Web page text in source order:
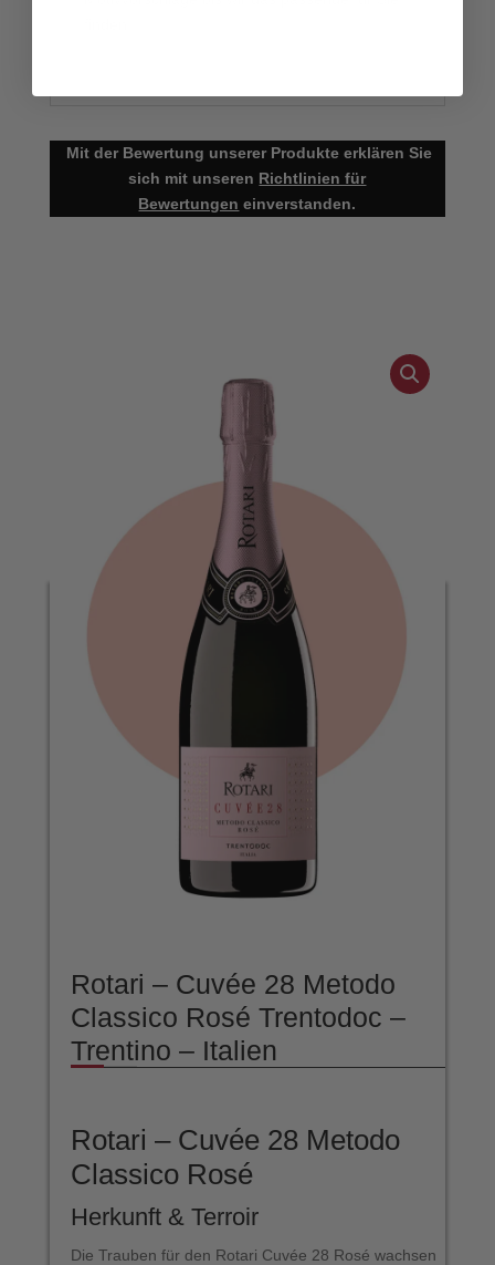
Mit der Bewertung unserer Produkte erklären Sie
sich mit unseren Richtlinien für
Bewertungen einverstanden.
Rotari – Cuvée 28 Metodo
Classico Rosé Trentodoc –
Trentino – Italien
Rotari – Cuvée 28 Metodo
Classico Rosé
Herkunft & Terroir
Die Trauben für den Rotari Cuvée 28 Rosé wachsen